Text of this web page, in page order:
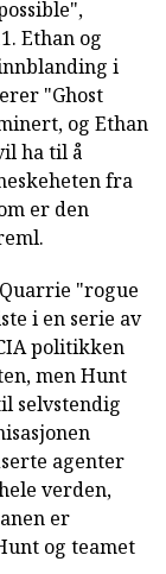
Ethan og
i
"Ghost
og Ethan
ha til å
fra
er den
"rogue
i en serie av
politikken
men Hunt
selvstendig
agenter
verden,
er
og teamet